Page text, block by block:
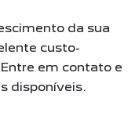
da sua
custo-
em contato e
disponíveis.